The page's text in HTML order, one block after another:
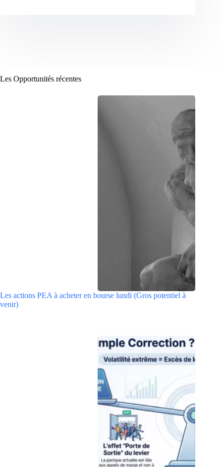
Les Opportunités récentes
Les actions PEA à acheter en bourse lundi (Gros potentiel à
venir)